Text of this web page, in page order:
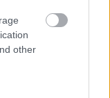
other